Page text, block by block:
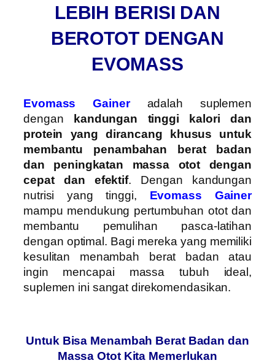
LEBIH BERISI DAN
BEROTOT DENGAN
EVOMASS
Evomass Gaineradalah suplemen
dengan
kandungan tinggi kalori dan
protein yang dirancang khusus untuk
membantu penambahan berat badan
dan peningkatan massa otot dengan
cepat dan efektif. Dengan kandungan
nutrisi yang tinggi, Evomass
Gainer
mampu mendukung pertumbuhan otot dan
membantu pemulihan pasca-latihan
dengan optimal. Bagi mereka yang memiliki
kesulitan menambah berat badan atau
ingin mencapai massa tubuh ideal,
suplemen ini sangat direkomendasikan.
Untuk Bisa Menambah Berat Badan dan
Massa Otot Kita Memerlukan